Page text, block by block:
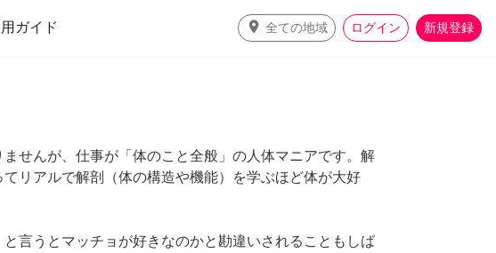
ガイド place 全ての地域 ログイン 新規登録
料理
ませんが、仕事が「体のこと全般」の人体マニアです。解
てリアルで解剖（体の構造や機能）を学ぶほど体が大好
と言うとマッチョが好きなのかと勘違いされることもしば